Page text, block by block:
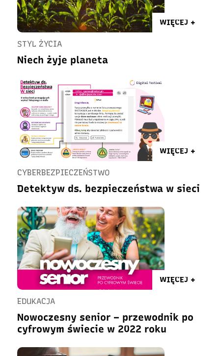
WIĘCEJ +
STYL ŻYCIA
Niech żyje planeta
WIĘCEJ +
CYBERBEZPIECZEŃSTWO
Detektyw ds. bezpieczeństwa w sieci
WIĘCEJ +
EDUKACJA
Nowoczesny senior – przewodnik po
cyfrowym świecie w 2022 roku